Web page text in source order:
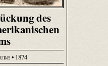
des
• 1874